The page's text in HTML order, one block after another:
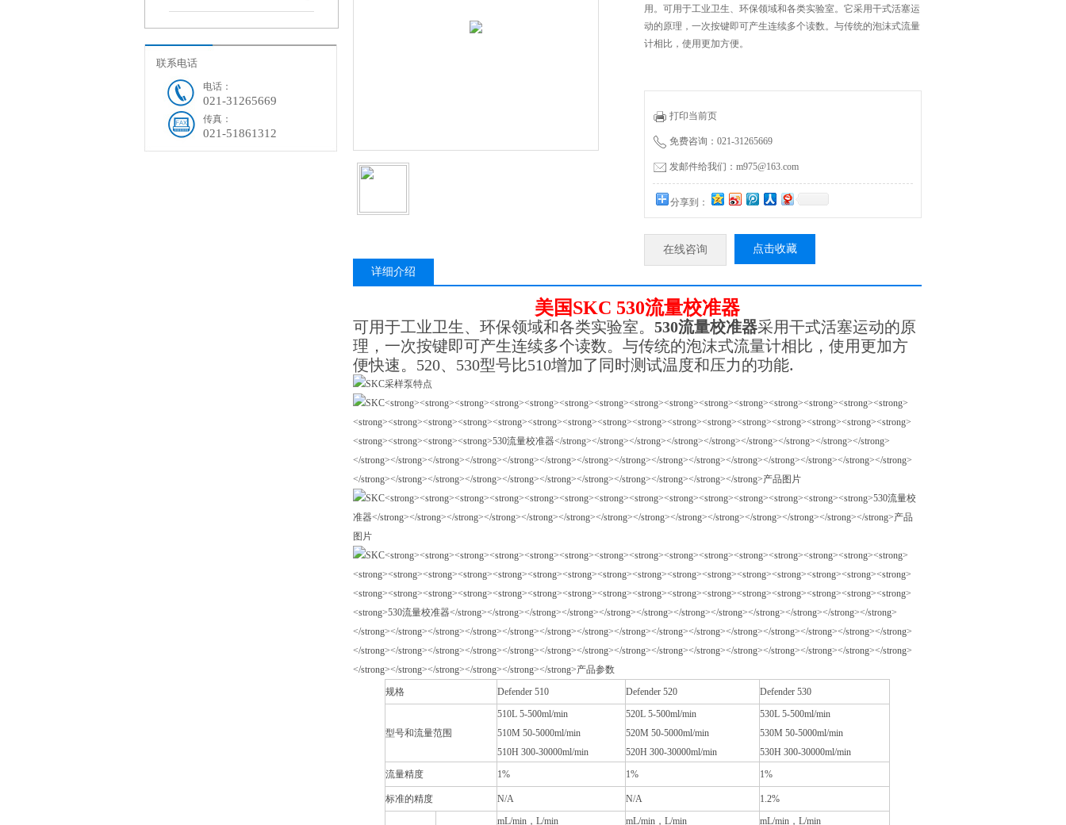
联系电话
电话：
021-31265669
传真：
021-51861312
用。可用于工业卫生、环保领域和各类实验室。它采用干式活塞运
动的原理，一次按键即可产生连续多个读数。与传统的泡沫式流量
计相比，使用更加方便。
打印当前页
免费咨询：021-31265669
发邮件给我们：m975@163.com
分享到：
在线咨询
点击收藏
详细介绍
美国SKC 530流量校准器
可用于工业卫生、环保领域和各类实验室。 530流量校准器采用干式活塞运动的原
理，一次按键即可产生连续多个读数。与传统的泡沫式流量计相比，使用更加方
便快速。520、530型号比510增加了同时测试温度和压力的功能.
规格 Defender 510 Defender 520 Defender 530
型号和流量范围
510L 5-500ml/min
510M 50-5000ml/min
510H 300-30000ml/min
520L 5-500ml/min
520M 50-5000ml/min
520H 300-30000ml/min
530L 5-500ml/min
530M 50-5000ml/min
530H 300-30000ml/min
流量精度
1% 1% 1%
标准的精度 N/A N/A 1.2%
mL/min ， L/min
mL/min ， L/min
mL/min ， L/min